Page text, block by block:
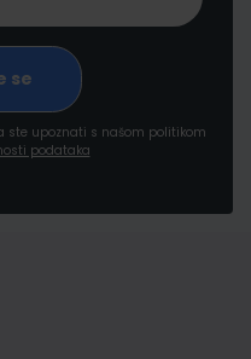
ste upoznati s našom politikom
podataka